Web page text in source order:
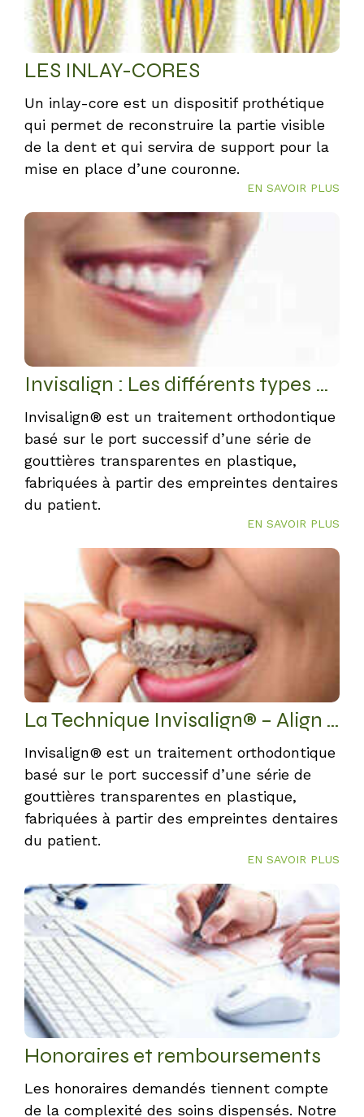
LES INLAY-CORES
Un inlay-core est un dispositif prothétique
qui permet de reconstruire la partie visible
de la dent et qui servira de support pour la
mise en place d’une couronne.
EN SAVOIR PLUS
Invisalign : Les différents types de traitements
Invisalign® est un traitement orthodontique
basé sur le port successif d’une série de
gouttières transparentes en plastique,
fabriquées à partir des empreintes dentaires
du patient.
EN SAVOIR PLUS
La Technique Invisalign® – Align Technology
Invisalign® est un traitement orthodontique
basé sur le port successif d’une série de
gouttières transparentes en plastique,
fabriquées à partir des empreintes dentaires
du patient.
EN SAVOIR PLUS
Honoraires et remboursements
Les honoraires demandés tiennent compte
de la complexité des soins dispensés. Notre